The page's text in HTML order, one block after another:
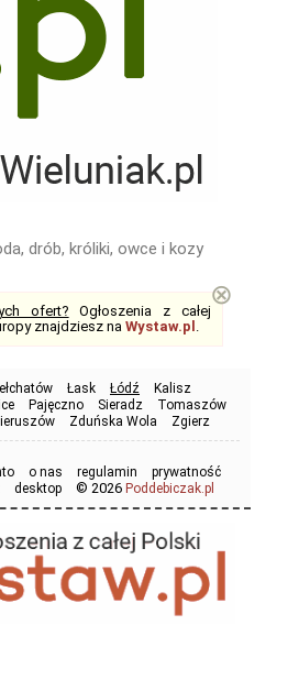
drób, króliki, owce i kozy
ofert? Ogłoszenia z całej
znajdziesz na Wystaw.pl .
⊗
Łask Łódź
Kalisz
Pajęczno Sieradz
Tomaszów
Zduńska Wola Zgierz
o nas regulamin
prywatność
desktop © 2026 Poddebiczak.pl